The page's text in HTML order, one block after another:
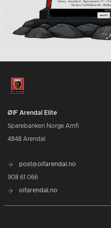
ØIF Arendal Elite
Sparebanken Norge Amfi
4848 Arendal
post@oifarendal.no
908 61 066
oifarendal.no